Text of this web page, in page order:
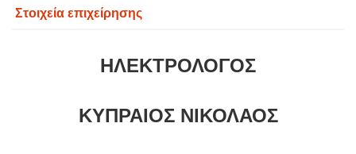
Στοιχεία επιχείρησης
ΗΛΕΚΤΡΟΛΟΓΟΣ
ΚΥΠΡΑΙΟΣ ΝΙΚΟΛΑΟΣ